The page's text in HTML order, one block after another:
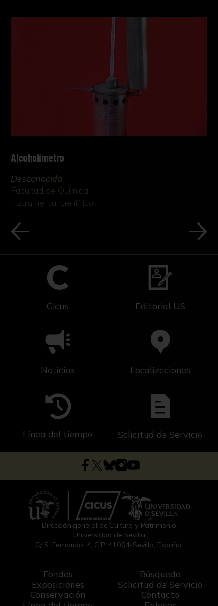
Alcoholímetro
Desconocido
Facultad de Química
Instrumental científico
Cicus Editorial US
Noticias Localizaciones
Línea del tiempo Solicitud de Servicio
Dirección general de Cultura y Patrimonio
Universidad de Sevilla
C/ S. Fernando, 4, C.P. 41004-Sevilla, España.
Fondos
Exposiciones
Conservación
Búsqueda
Solicitud de Servicio
Contacto